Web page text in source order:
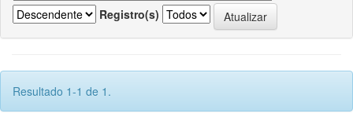
Registro(s)
Resultado 1-1 de 1.